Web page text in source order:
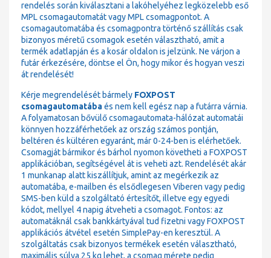
rendelés során kiválasztani a lakóhelyéhez legközelebb eső
MPL csomagautomatát vagy MPL csomagpontot. A
csomagautomatába és csomagpontra történő szállítás csak
bizonyos méretű csomagok esetén választható, amit a
termék adatlapján és a kosár oldalon is jelzünk. Ne várjon a
futár érkezésére, döntse el Ön, hogy mikor és hogyan veszi
át rendelését!
Kérje megrendelését bármely FOXPOST
csomagautomatábaés nem kell egész nap a futárra várnia.
A folyamatosan bővülő csomagautomata-hálózat automatái
könnyen hozzáférhetőek az ország számos pontján,
beltéren és kültéren egyaránt, már 0-24-ben is elérhetőek.
Csomagját bármikor és bárhol nyomon követheti a FOXPOST
applikációban, segítségével át is veheti azt. Rendelését akár
1 munkanap alatt kiszállítjuk, amint az megérkezik az
automatába, e-mailben és elsődlegesen Viberen vagy pedig
SMS-ben küld a szolgáltató értesítőt, illetve egy egyedi
kódot, mellyel 4 napig átveheti a csomagot. Fontos: az
automatáknál csak bankkártyával tud fizetni vagy FOXPOST
applikációs átvétel esetén SimplePay-en keresztül. A
szolgáltatás csak bizonyos termékek esetén választható,
maximális súlya 25 kg lehet, a csomag mérete pedig